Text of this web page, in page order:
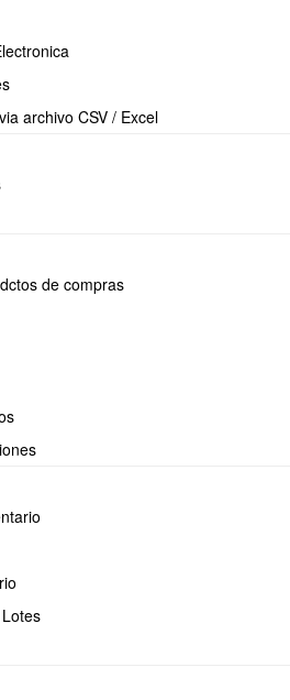
archivo CSV / Excel
de compras
(CRM Newsletter)
campañas de correos electrónicos
de forma
, directamente desde el sistema.
para:
con tus clientes
campañas informativas o
el módulo?
Email Marketing en OBUMA ERP se
( Puedes crear las que necesites )